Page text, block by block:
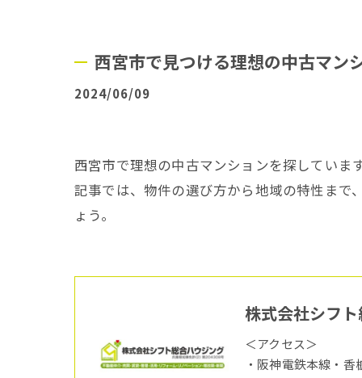
西宮市で見つける理想の中古マン
2024/06/09
西宮市で理想の中古マンションを探してい
記事では、物件の選び方から地域の特性まで
ょう。
株式会社シフ
＜アクセス＞
・阪神電鉄本線・